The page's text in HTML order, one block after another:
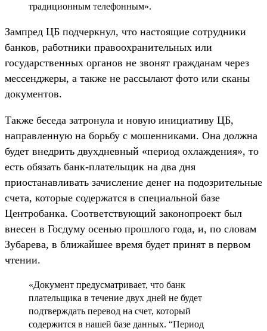
традиционным телефонным».
Зампред ЦБ подчеркнул, что настоящие сотрудники
банков, работники правоохранительных или
государственных органов не звонят гражданам через
мессенджеры, а также не рассылают фото или сканы
документов.
Также беседа затронула и новую инициативу ЦБ,
направленную на борьбу с мошенниками. Она должна
будет внедрить двухдневный «период охлаждения», то
есть обязать банк-плательщик на два дня
приостанавливать зачисление денег на подозрительные
счета, которые содержатся в специальной базе
Центробанка. Соответствующий законопроект был
внесен в Госдуму осенью прошлого года, и, по словам
Зубарева, в ближайшее время будет принят в первом
чтении.
«Документ предусматривает, что банк
плательщика в течение двух дней не будет
подтверждать перевод на счет, который
содержится в нашей базе данных. “Период